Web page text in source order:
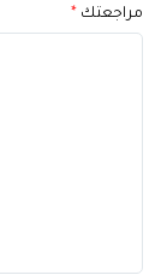
مراجعتك *